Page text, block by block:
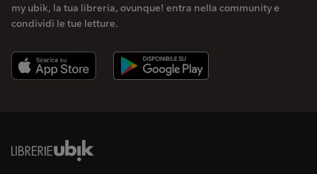
my ubik, la tua libreria, ovunque! entra nella community e
condividi le tue letture.